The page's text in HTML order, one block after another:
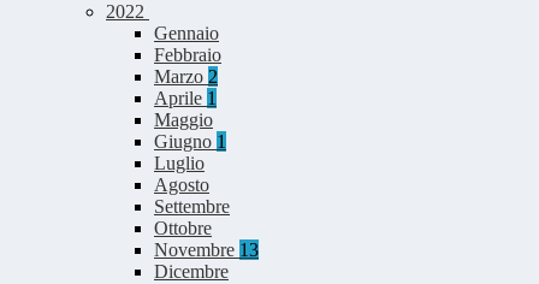
2022
Gennaio
Febbraio
Marzo 2
Aprile 1
Maggio
Giugno 1
Luglio
Agosto
Settembre
Ottobre
Novembre 13
Dicembre